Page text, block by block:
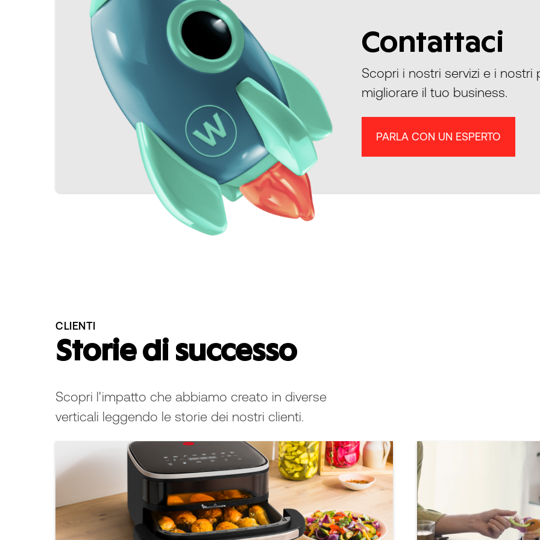
Contattaci
Scopri i nostri servizi e i nostri
migliorare il tuo business.
PARLA CON UN ESPERTO
CLIENTI
Storie di successo
Scopri l'impatto che abbiamo creato in diverse
verticali leggendo le storie dei nostri clienti.